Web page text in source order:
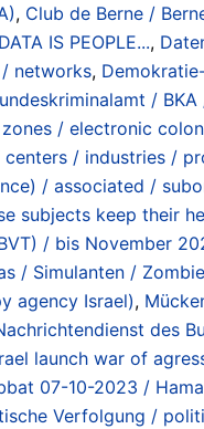
, Club de Berne /
DATA IS PEOPLE...,
networks,
/
/ electronic
/ industries /
/ associated /
subjects keep their
/ bis November
/ Simulanten /
agency Israel),
des
launch war of
07-10-2023 /
Verfolgung /